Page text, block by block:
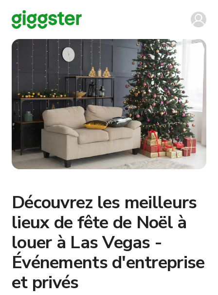
Découvrez les meilleurs
lieux de fête de Noël à
louer à Las Vegas -
Événements d'entreprise
et privés